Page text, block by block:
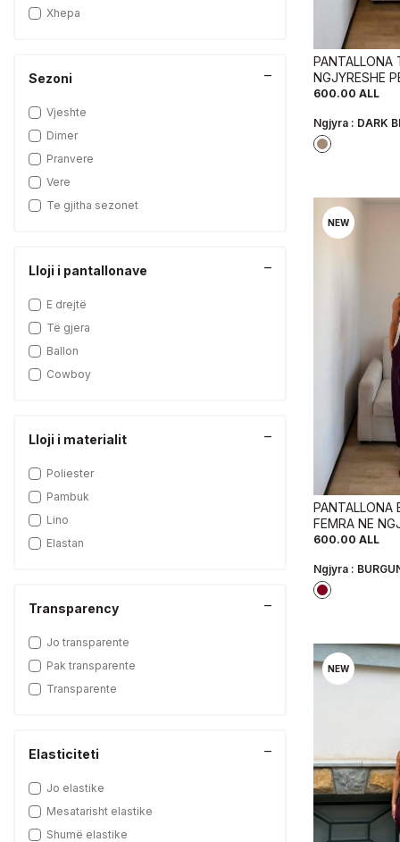
DL-1020
Xhepa
Sezoni
Vjeshte
Dimer
Pranvere
Vere
Te gjitha sezonet
Lloji i pantallonave
E drejtë
Të gjera
Ballon
Cowboy
Lloji i materialit
Poliester
Pambuk
Lino
Elastan
Transparency
Jo transparente
Pak transparente
Transparente
Elasticiteti
Jo elastike
Mesatarisht elastike
Shumë elastike
PANTALLONA
NGJYRESHE
NGJYRE
600.00 ALL
Ngjyra : DARK
NEW
PANTALLONA
FEMRA NE
600.00 ALL
Ngjyra :
NEW